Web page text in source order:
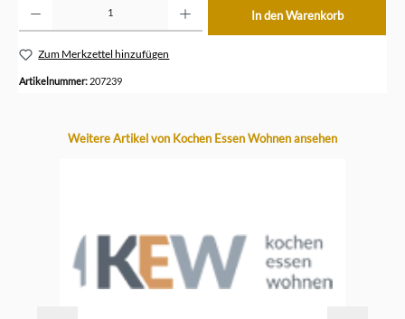
In den Warenkorb
Zum Merkzettel hinzufügen
Artikelnummer: 207239
Produktgalerie überspringen
Weitere Artikel von Kochen Essen Wohnen ansehen